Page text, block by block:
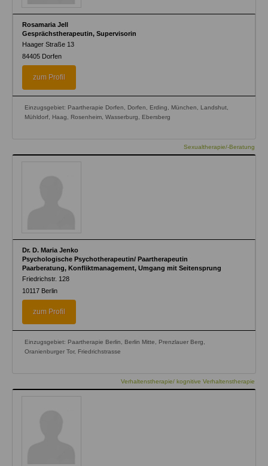
Rosamaria Jell
Gesprächstherapeutin, Supervisorin
Haager Straße 13
84405 Dorfen
zum Profil
Einzugsgebiet: Paartherapie Dorfen, Dorfen, Erding, München, Landshut,
Mühldorf, Haag, Rosenheim, Wasserburg, Ebersberg
Sexualtherapie/-Beratung
Dr. D. Maria Jenko
Psychologische Psychotherapeutin/ Paartherapeutin
Paarberatung, Konfliktmanagement, Umgang mit Seitensprung
Friedrichstr. 128
10117 Berlin
zum Profil
Einzugsgebiet: Paartherapie Berlin, Berlin Mitte, Prenzlauer Berg,
Oranienburger Tor, Friedrichstrasse
Verhaltenstherapie/ kognitive Verhaltenstherapie